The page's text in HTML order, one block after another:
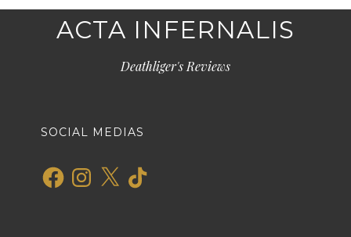
ACTA INFERNALIS
Deathliger's Reviews
SOCIAL MEDIAS
FacebookInstagram
X TikTok